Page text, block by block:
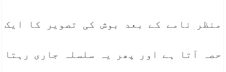
منظر نامے کے بعد بوش کی تصویر کا ایک
حصہ آتا ہے اور پھر یہ سلسلہ جاری رہتا